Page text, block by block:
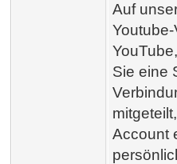
Auf
Sie eine
Account